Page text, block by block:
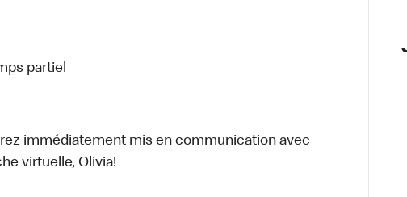
partiel
immédiatement mis en communication avec
virtuelle, Olivia!